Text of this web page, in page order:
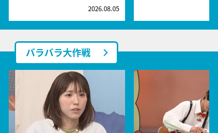
2026.08.05
バラバラ大作戦